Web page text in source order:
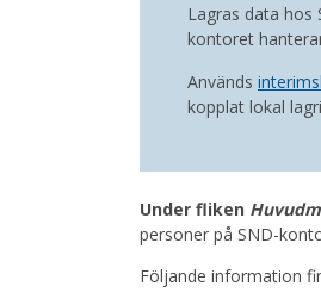
Lagras data hos
kontoret
Används
kopplat lokal
Under fliken
personer på SND-
Följande information